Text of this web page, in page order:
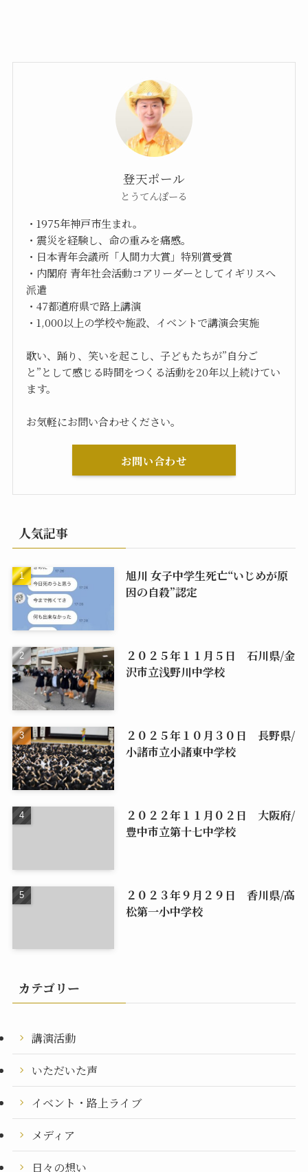
登天ポール
とうてんぽーる
・1975年神戸市生まれ。
・震災を経験し、命の重みを痛感。
・日本青年会議所「人間力大賞」特別賞受賞
・内閣府 青年社会活動コアリーダーとしてイギリスへ
派遣
・47都道府県で路上講演
・1,000以上の学校や施設、イベントで講演会実施
歌い、踊り、笑いを起こし、子どもたちが”自分ご
と”として感じる時間をつくる活動を20年以上続けてい
ます。
お気軽にお問い合わせください。
お問い合わせ
人気記事
旭川 女子中学生死亡“いじめが原
因の自殺”認定
２０２５年１１月５日 石川県/金
沢市立浅野川中学校
２０２５年１０月３０日 長野県/
小諸市立小諸東中学校
２０２２年１１月０２日 大阪府/
豊中市立第十七中学校
２０２３年９月２９日 香川県/高
松第一小中学校
カテゴリー
講演活動
いただいた声
イベント・路上ライブ
メディア
日々の想い